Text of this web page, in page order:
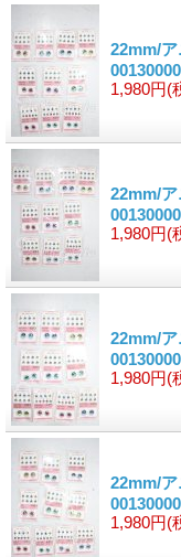
22mm/
1,980円(
22mm/
1,980円(
22mm/
1,980円(
22mm/
1,980円(